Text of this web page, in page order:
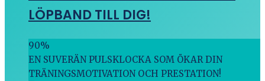
LÖPBAND TILL DIG!
90%
EN SUVERÄN PULSKLOCKA SOM ÖKAR DIN
TRÄNINGSMOTIVATION OCH PRESTATION!